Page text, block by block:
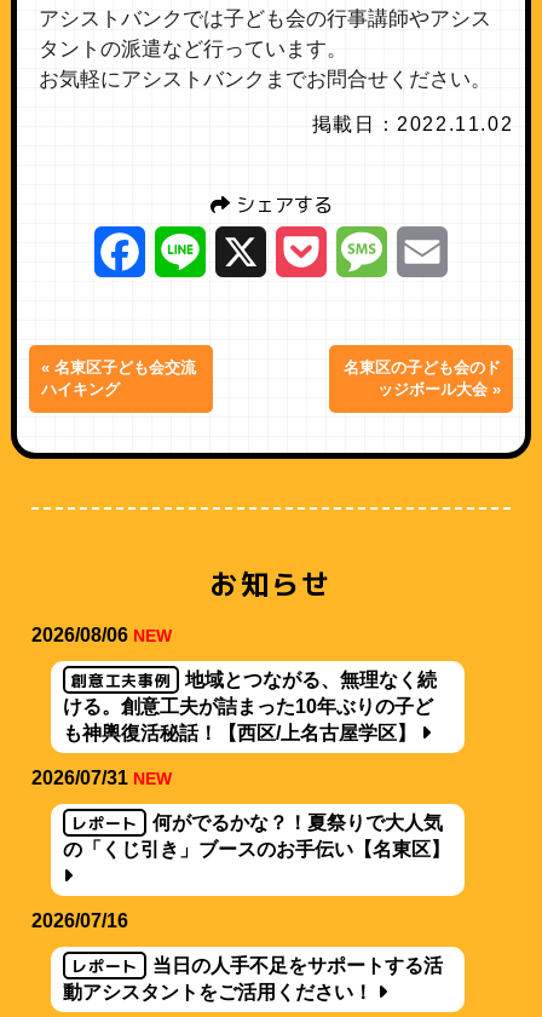
アシストバンクでは子ども会の行事講師やアシス
タントの派遣など行っています。
お気軽にアシストバンクまでお問合せください。
掲載日：2022.11.02
シェアする
Facebook
Line Pocket Message
« 名東区子ども会交流
ハイキング
名東区の子ども会のド
ッジボール大会 »
お知らせ
2026/08/06 NEW
創意工夫事例
地域とつながる、無理なく続
ける。創意工夫が詰まった10年ぶりの子ど
も神輿復活秘話！【西区/上名古屋学区】
2026/07/31 NEW
レポート
何がでるかな？！夏祭りで大人気
の「くじ引き」ブースのお手伝い【名東区】
2026/07/16
レポート
当日の人手不足をサポートする活
動アシスタントをご活用ください！